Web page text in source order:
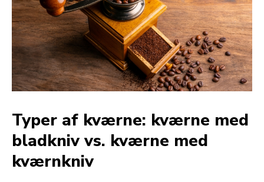
Typer af kværne: kværne med
bladkniv vs. kværne med
kværnkniv